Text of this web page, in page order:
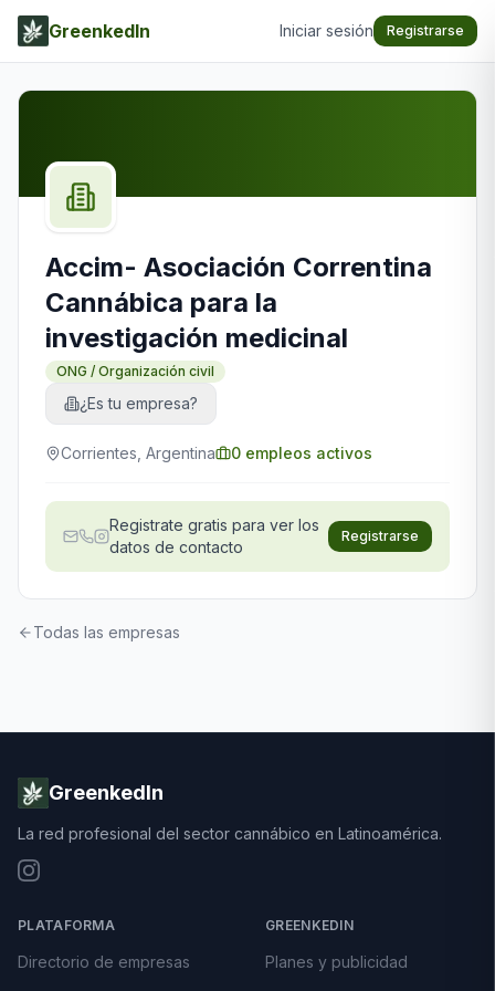
GreenkedIn Iniciar sesión Registrarse
Accim- Asociación Correntina
Cannábica para la
investigación medicinal
ONG / Organización civil
¿Es tu empresa?
Corrientes, Argentina 0 empleos activos
Registrate gratis para ver los
datos de contacto
Registrarse
Todas las empresas
GreenkedIn
La red profesional del sector cannábico en Latinoamérica.
PLATAFORMA
Directorio de empresas
GREENKEDIN
Planes y publicidad